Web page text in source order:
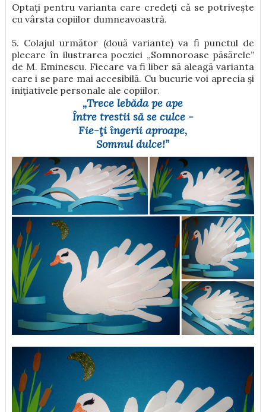
Optați pentru varianta care credeți că se potrivește
cu vârsta copiilor dumneavoastră.
5. Colajul următor (două variante) va fi punctul de
plecare în ilustrarea poeziei „Somnoroase păsărele”
de M. Eminescu. Fiecare va fi liber să aleagă varianta
care i se pare mai accesibilă. Cu bucurie voi aprecia și
inițiativele personale ale copiilor.
„Trece lebăda pe ape
Între trestii să se culce -
Fie-ţi îngerii aproape,
Somnul dulce!”